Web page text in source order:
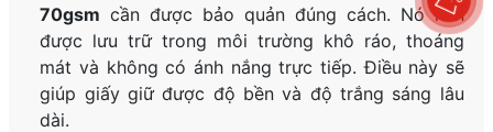
70gsm cần được bảo quản đúng cách. Nó nên
được lưu trữ trong môi trường khô ráo, thoáng
mát và không có ánh nắng trực tiếp. Điều này sẽ
giúp giấy giữ được độ bền và độ trắng sáng lâu
dài.